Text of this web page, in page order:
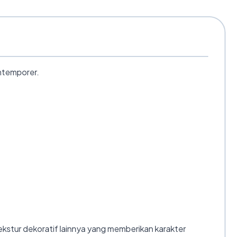
dekoratif lainnya yang memberikan karakter